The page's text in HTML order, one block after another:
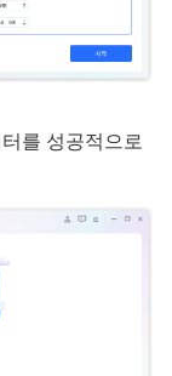
를 성공적으로